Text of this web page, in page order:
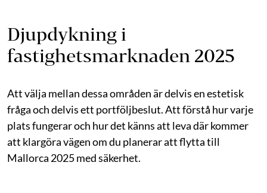
Djupdykning i
fastighetsmarknaden 2025
Att välja mellan dessa områden är delvis en estetisk
fråga och delvis ett portföljbeslut. Att förstå hur varje
plats fungerar och hur det känns att leva där kommer
att klargöra vägen om du planerar att flytta till
Mallorca 2025 med säkerhet.